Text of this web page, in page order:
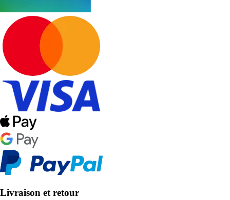
Livraison et retour